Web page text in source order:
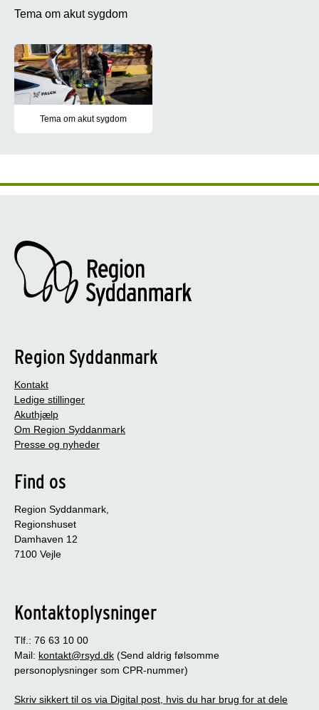
Tema om akut sygdom
Tema om akut sygdom
Region Syddanmark
Kontakt
Ledige stillinger
Akuthjælp
Om Region Syddanmark
Presse og nyheder
Find os
Region Syddanmark,
Regionshuset
Damhaven 12
7100 Vejle
Kontaktoplysninger
Tlf.: 76 63 10 00
Mail: kontakt@rsyd.dk (Send aldrig følsomme
personoplysninger som CPR-nummer)
Skriv sikkert til os via Digital post, hvis du har brug for at dele